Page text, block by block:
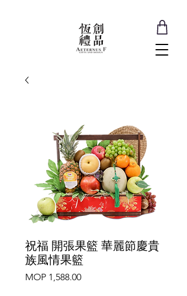
祝福 開張果籃 華麗節慶貴
族風情果籃
MOP 1,588.00Price